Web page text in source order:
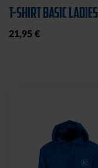
T-SHIRT BASIC LADIES
21,95 €